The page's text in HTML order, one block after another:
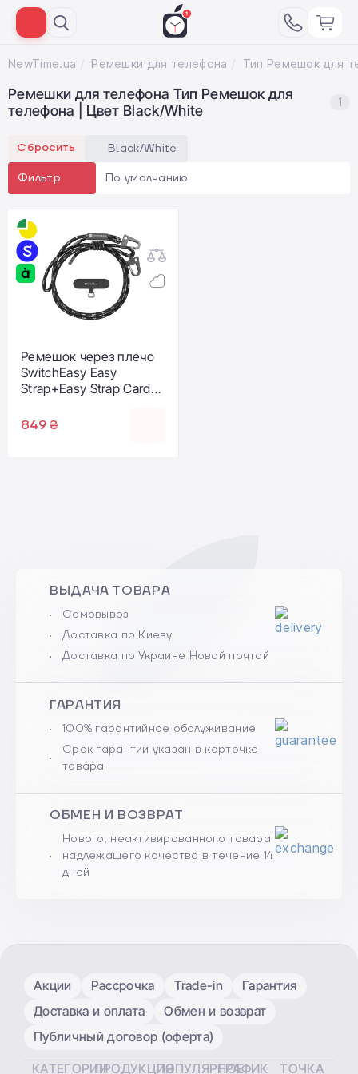
NewTime.ua Ремешки для телефона
Ремешки для телефона Тип Ремешок для
телефона | Цвет Black/White
1
Сбросить Black/White
Фильтр По умолчанию
Ремешок через плечо
SwitchEasy Easy
Strap+Easy Strap Card
(SPHIPH154BW23)
849 ₴
ВЫДАЧА ТОВАРА
Самовывоз
Доставка по Киеву
Доставка по Украине Новой почтой
ГАРАНТИЯ
100% гарантийное обслуживание
Срок гарантии указан в карточке
товара
ОБМЕН И ВОЗВРАТ
Нового, неактивированного товара
надлежащего качества в течение 14
дней
Акции Рассрочка Trade-in
Гарантия
Доставка и оплата
Обмен и возврат
Публичный договор (оферта)
КАТЕГОРИИПРОДУКЦИЯПОПУЛЯРНОЕГРАФИК
ТОЧКА